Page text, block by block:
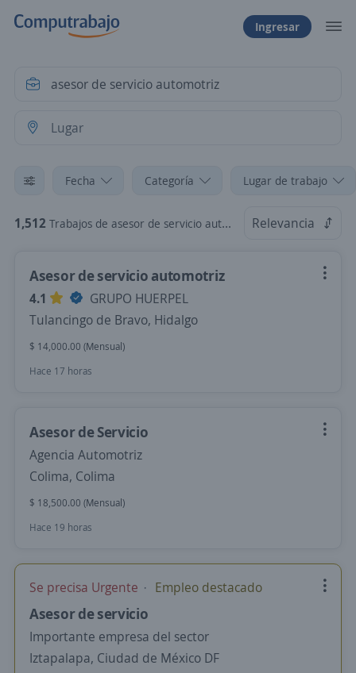
Ingresar
Fecha Categoría Lugar de trabajo
1,512 Trabajos de asesor de servicio automotriz Relevancia
Asesor de servicio automotriz
4.1
GRUPO HUERPEL
Tulancingo de Bravo, Hidalgo
$ 14,000.00 (Mensual)
Hace 17 horas
Asesor de Servicio
Agencia Automotriz
Colima, Colima
$ 18,500.00 (Mensual)
Hace 19 horas
Se precisa Urgente Empleo destacado
Asesor de servicio
Importante empresa del sector
Iztapalapa, Ciudad de México DF